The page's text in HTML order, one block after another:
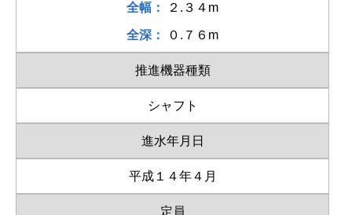
全幅： ２.３４m
全深： ０.７６m
推進機器種類
シャフト
進水年月日
平成１４年４月
定員